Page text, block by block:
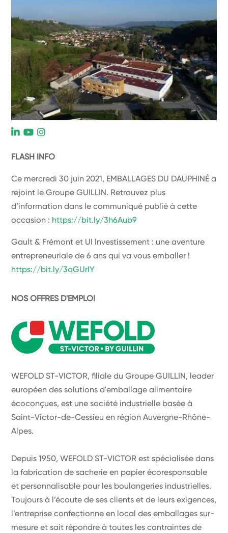
L
FLASH INFO
Ce mercredi 30 juin 2021, EMBALLAGES DU DAUPHINÉ a
rejoint le Groupe GUILLIN. Retrouvez plus
d’information dans le communiqué publié à cette
occasion : https://bit.ly/3h6Aub9
Gault & Frémont et UI Investissement : une aventure
entrepreneuriale de 6 ans qui va vous emballer !
https://bit.ly/3qGUrIY
NOS OFFRES D'EMPLOI
WEFOLD ST-VICTOR, filiale du Groupe GUILLIN, leader
européen des solutions d'emballage alimentaire
écoconçues, est une société industrielle basée à
Saint-Victor-de-Cessieu en région Auvergne-Rhône-
Alpes.
Depuis 1950, WEFOLD ST-VICTOR est spécialisée dans
la fabrication de sacherie en papier écoresponsable
et personnalisable pour les boulangeries industrielles.
Toujours à l’écoute de ses clients et de leurs exigences,
l’entreprise confectionne en local des emballages sur-
mesure et sait répondre à toutes les contraintes de